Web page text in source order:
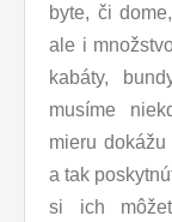
byte, či
ale i
kabáty,
musíme
mieru
a tak
si ich